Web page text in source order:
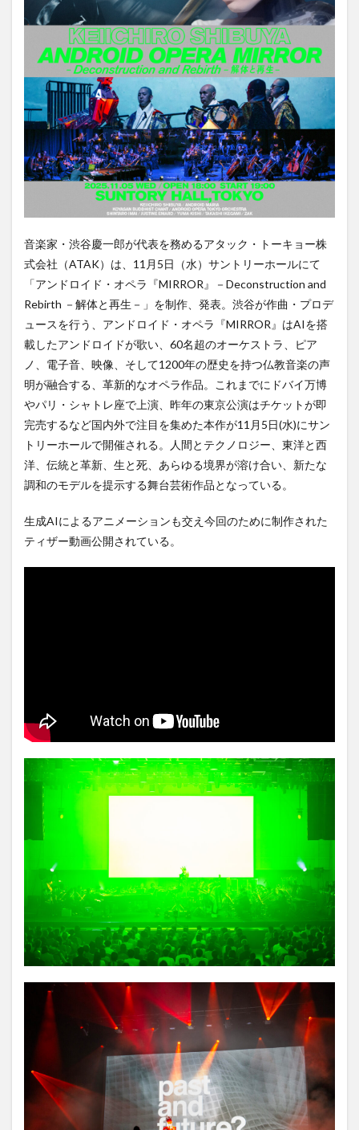
音楽家・渋谷慶一郎が代表を務めるアタック・トーキョー株
式会社（ATAK）は、11月5日（水）サントリーホールにて
「アンドロイド・オペラ『MIRROR』－Deconstruction and
Rebirth －解体と再生－」を制作、発表。渋谷が作曲・プロデ
ュースを行う、アンドロイド・オペラ『MIRROR』はAIを搭
載したアンドロイドが歌い、60名超のオーケストラ、ピア
ノ、電子音、映像、そして1200年の歴史を持つ仏教音楽の声
明が融合する、革新的なオペラ作品。これまでにドバイ万博
やパリ・シャトレ座で上演、昨年の東京公演はチケットが即
完売するなど国内外で注目を集めた本作が11月5日(水)にサン
トリーホールで開催される。人間とテクノロジー、東洋と西
洋、伝統と革新、生と死、あらゆる境界が溶け合い、新たな
調和のモデルを提示する舞台芸術作品となっている。
生成AIによるアニメーションも交え今回のために制作された
ティザー動画公開されている。